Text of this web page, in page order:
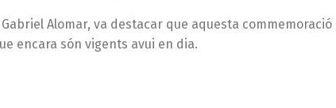
Alomar, va destacar que aquesta
encara són vigents avui en dia.